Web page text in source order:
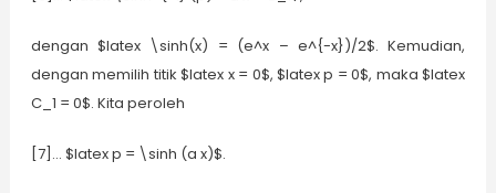
dengan $latex \sinh(x) = (e^x – e^{-x})/2$. Kemudian,
dengan memilih titik $latex x = 0$, $latex p = 0$, maka $latex
C_1 = 0$. Kita peroleh
[7]… $latex p = \sinh (a x)$.